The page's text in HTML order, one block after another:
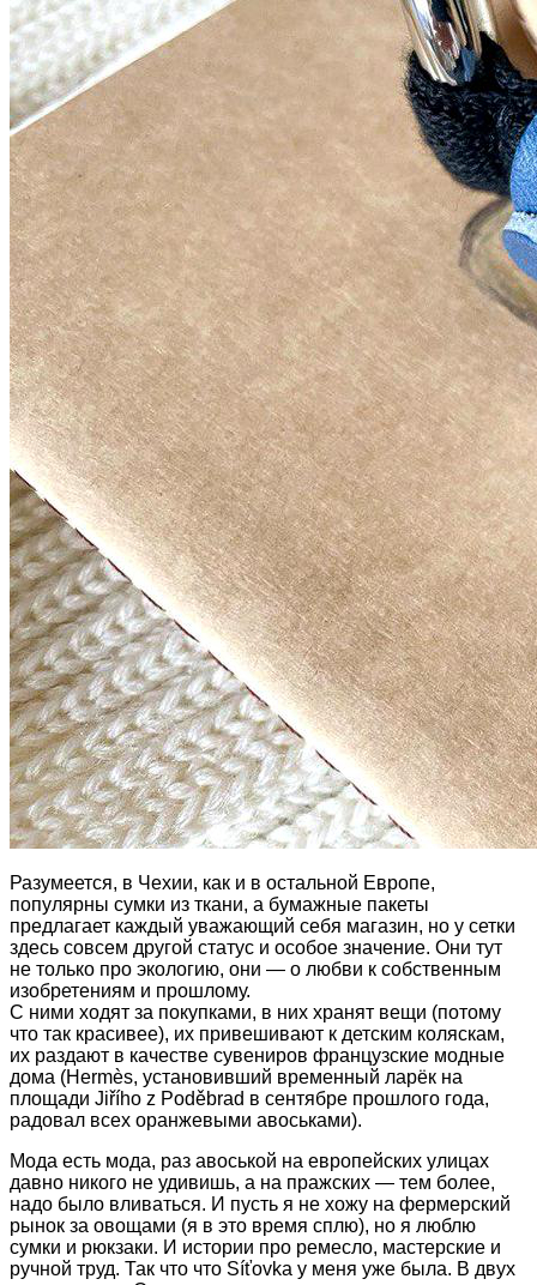
Разумеется, в Чехии, как и в остальной Европе,
популярны сумки из ткани, а бумажные пакеты
предлагает каждый уважающий себя магазин, но у сетки
здесь совсем другой статус и особое значение. Они тут
не только про экологию, они — о любви к собственным
изобретениям и прошлому.
С ними ходят за покупками, в них хранят вещи (потому
что так красивее), их привешивают к детским коляскам,
их раздают в качестве сувениров французские модные
дома (Hermès, установивший временный ларёк на
площади Jiřího z Poděbrad в сентябре прошлого года,
радовал всех оранжевыми авоськами).
Мода есть мода, раз авоськой на европейских улицах
давно никого не удивишь, а на пражских — тем более,
надо было вливаться. И пусть я не хожу на фермерский
рынок за овощами (я в это время сплю), но я люблю
сумки и рюкзаки. И истории про ремесло, мастерские и
ручной труд. Так что что Síťovkа у меня уже была. В двух